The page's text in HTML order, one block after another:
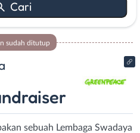
sudah ditutup
sebuah Lembaga Swadaya